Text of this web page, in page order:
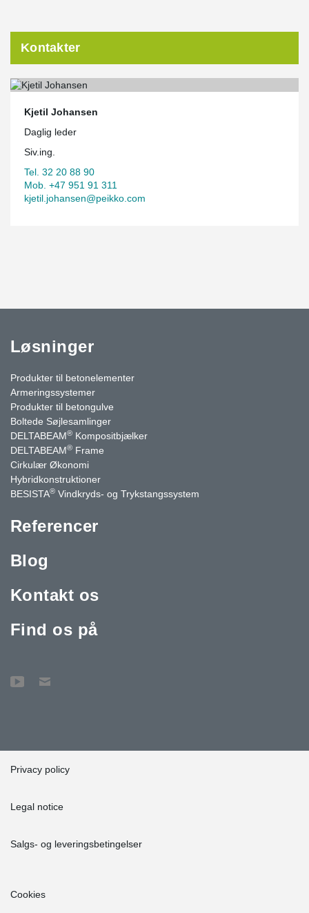
Kontakter
Kjetil Johansen
Daglig leder
Siv.ing.
Tel. 32 20 88 90
Mob. +47 951 91 311
kjetil.johansen@peikko.com
Løsninger
Produkter til betonelementer
Armeringssystemer
Produkter til betongulve
Boltede Søjlesamlinger
DELTABEAM® Kompositbjælker
DELTABEAM® Frame
Cirkulær Økonomi
Hybridkonstruktioner
BESISTA® Vindkryds- og Trykstangssystem
Referencer
Blog
Kontakt os
Find os på
Privacy policy
Legal notice
Salgs- og leveringsbetingelser
Cookies